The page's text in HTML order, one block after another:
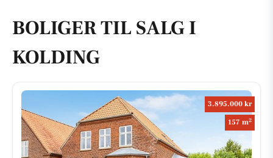
BOLIGER TIL SALG I
KOLDING
3.895.000 kr
157 m2